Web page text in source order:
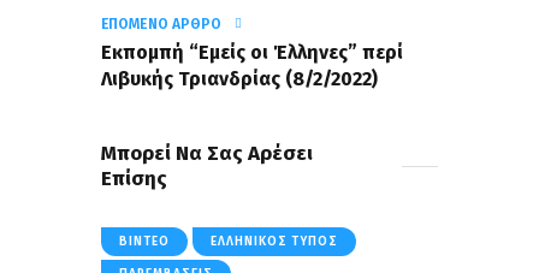
ΕΠΌΜΕΝΟ ΆΡΘΡΟ
Εκπομπή “Εμείς οι Έλληνες” περί
Λιβυκής Τριανδρίας (8/2/2022)
Μπορεί Να Σας Αρέσει
Επίσης
ΒΊΝΤΕΟ ΕΛΛΗΝΙΚΌΣ ΤΎΠΟΣ